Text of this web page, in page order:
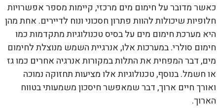
כאשר מדובר על חימום מים מרכזי, קיימות מספר אפשרויות
חלופיות שיכולות להוות פתרון חסכוני ונוח לדיירים. אחת מהן
היא מערכת חימום מים על בסיס טכנולוגיות מתקדמות כמו
חימום סולרי. במערכות אלו, אנרגיית השמש מנוצלת לחימום
מים, דבר המפחית את התלות במקורות אנרגיה אחרים כמו גז
או חשמל. בנוסף, טכנולוגיות אלו מציעות תחזוקה נמוכה
ואורך חיים ארוך, דבר שמאפשר חיסכון משמעותי בטווח
הארוך.